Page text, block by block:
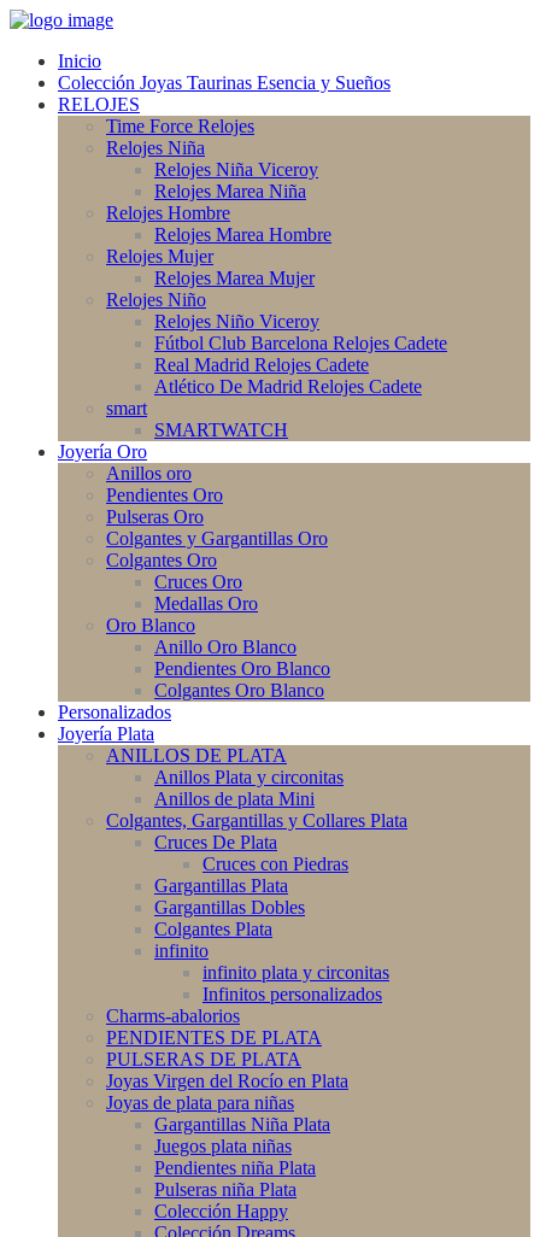
Inicio
Colección Joyas Taurinas Esencia y Sueños
RELOJES
Time Force Relojes
Relojes Niña
Relojes Niña Viceroy
Relojes Marea Niña
Relojes Hombre
Relojes Marea Hombre
Relojes Mujer
Relojes Marea Mujer
Relojes Niño
Relojes Niño Viceroy
Fútbol Club Barcelona Relojes Cadete
Real Madrid Relojes Cadete
Atlético De Madrid Relojes Cadete
smart
SMARTWATCH
Joyería Oro
Anillos oro
Pendientes Oro
Pulseras Oro
Colgantes y Gargantillas Oro
Colgantes Oro
Cruces Oro
Medallas Oro
Oro Blanco
Anillo Oro Blanco
Pendientes Oro Blanco
Colgantes Oro Blanco
Personalizados
Joyería Plata
ANILLOS DE PLATA
Anillos Plata y circonitas
Anillos de plata Mini
Colgantes, Gargantillas y Collares Plata
Cruces De Plata
Cruces con Piedras
Gargantillas Plata
Gargantillas Dobles
Colgantes Plata
infinito
infinito plata y circonitas
Infinitos personalizados
Charms-abalorios
PENDIENTES DE PLATA
PULSERAS DE PLATA
Joyas Virgen del Rocío en Plata
Joyas de plata para niñas
Gargantillas Niña Plata
Juegos plata niñas
Pendientes niña Plata
Pulseras niña Plata
Colección Happy
Colección Dreams